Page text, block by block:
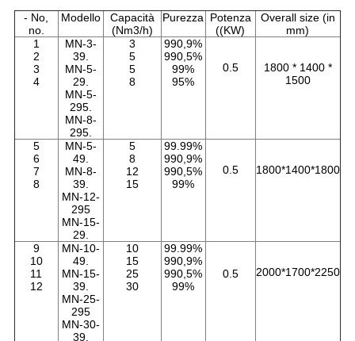
- No,
no.
Modello
Capacità
(Nm3/h)
Purezza Potenza
((KW)
Overall size (in
mm)
1
2
3
4
MN-3-
39.
MN-5-
29.
MN-5-
295.
MN-8-
295.
3
5
5
8
990,9%
990,5%
99%
95%
0.5
1800 * 1400 *
1500
5
6
7
8
MN-5-
49.
MN-8-
39.
MN-12-
295
MN-15-
29.
5
8
12
15
99.99%
990,9%
990,5%
99%
0.5 1800*1400*1800
9
10
11
12
MN-10-
49.
MN-15-
39.
MN-25-
295
MN-30-
39.
10
15
25
30
99.99%
990,9%
990,5%
99%
0.5 2000*1700*2250